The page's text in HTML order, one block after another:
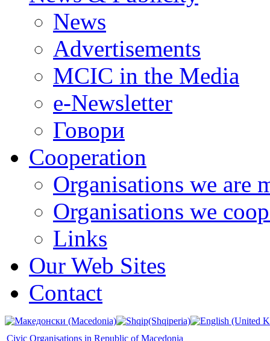
News
Advertisements
MCIC in the Media
e-Newsletter
Говори
Cooperation
Organisations we are
Organisations we
Links
Our Web Sites
Contact
Civic Organisations in Republic of Macedonia